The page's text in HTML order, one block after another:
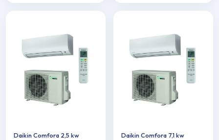
Daikin Comfora 2,5 kw Daikin Comfora 7,1 kw